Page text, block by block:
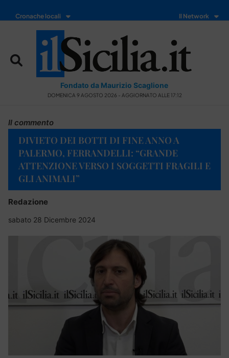
Cronache locali Il Network
Fondato da Maurizio Scaglione
DOMENICA 9 AGOSTO 2026 - AGGIORNATO ALLE 17:12
Il commento
DIVIETO DEI BOTTI DI FINE ANNO A
PALERMO, FERRANDELLI: “GRANDE
ATTENZIONE VERSO I SOGGETTI FRAGILI E
GLI ANIMALI”
Redazione
sabato 28 Dicembre 2024